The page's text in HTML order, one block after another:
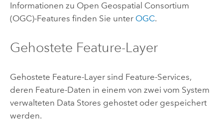
Informationen zu Open Geospatial Consortium
(OGC)-Features finden Sie unter OGC.
Gehostete Feature-Layer
Gehostete Feature-Layer sind Feature-Services,
deren Feature-Daten in einem von zwei vom System
verwalteten Data Stores gehostet oder gespeichert
werden.